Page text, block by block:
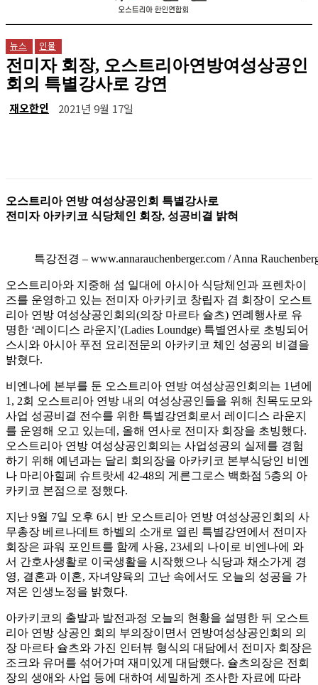
뉴스 인물
전미자 회장, 오스트리아연방여성상공인
회의 특별강사로 강연
재오한인 2021년 9월 17일
오스트리아 연방 여성상공인회 특별강사로
전미자 아카키코 식당체인 회장, 성공비결 밝혀
특강전경 – www.annarauchenberger.com / Anna
오스트리아와 지중해 섬 일대에 아시아 식당체인과 프렌차이
즈를 운영하고 있는 전미자 아카키코 창립자 겸 회장이 오스트
리아 연방 여성상공인회의(의장 마르타 슐츠) 연례행사로 유
명한 ‘레이디스 라운지’(Ladies Loundge) 특별연사로 초빙되어
스시와 아시아 푸전 요리전문의 아카키코 체인 성공의 비결을
밝혔다.
비엔나에 본부를 둔 오스트리아 연방 여성상공인회의는 1년에
1, 2회 오스트리아 연방 내의 여성상공인들을 위해 친목도모와
사업 성공비결 전수를 위한 특별강연회로서 레이디스 라운지
를 운영해 오고 있는데, 올해 연사로 전미자 회장을 초빙했다.
오스트리아 연방 여성상공인회의는 사업성공의 실제를 경험
하기 위해 예년과는 달리 회의장을 아카키코 본부식당인 비엔
나 마리아힐페 슈트랏세 42-48의 게른그로스 백화점 5층의 아
카키코 본점으로 정했다.
지난 9월 7일 오후 6시 반 오스트리아 연방 여성상공인회의 사
무총장 베르나데트 하벨의 소개로 열린 특별강연에서 전미자
회장은 파워 포인트를 함께 사용, 23세의 나이로 비엔나에 와
서 간호사생활로 이국생활을 시작했으나 식당과 채소가게 경
영, 결혼과 이혼, 자녀양육의 고난 속에서도 오늘의 성공을 가
져온 인생노정을 밝혔다.
아카키코의 출발과 발전과정 오늘의 현황을 설명한 뒤 오스트
리아 연방 상공인 회의 부의장이면서 연방여성상공인회의 의
장 마르타 슐츠와 가진 인터뷰 형식의 대담에서 전미자 회장은
조크와 유머를 섞어가며 재미있게 대담했다. 슐츠의장은 전회
장의 생애와 사업 등에 대하여 세밀하게 조사한 자료에 따라